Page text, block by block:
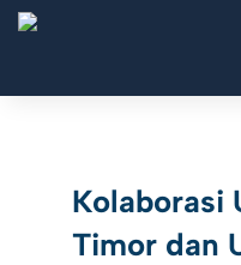
Kolaborasi
Timor dan